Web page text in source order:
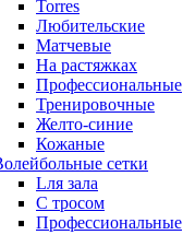
Torres
Любительские
Матчевые
На растяжках
Профессиональные
Тренировочные
Желто-синие
Кожаные
сетки
Lля зала
C тросом
Профессиональные